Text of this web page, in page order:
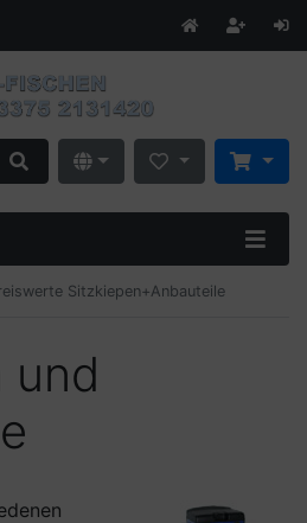
Sitzkiepen+Anbauteile
und